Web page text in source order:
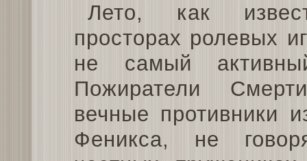
Лето, как
просторах ролевых
не самый
Пожиратели
вечные противники
Феникса, не